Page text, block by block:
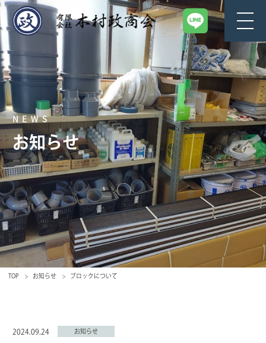
NEWS
お知らせ
TOP お知らせ ブロックについて
2024.09.24 お知らせ